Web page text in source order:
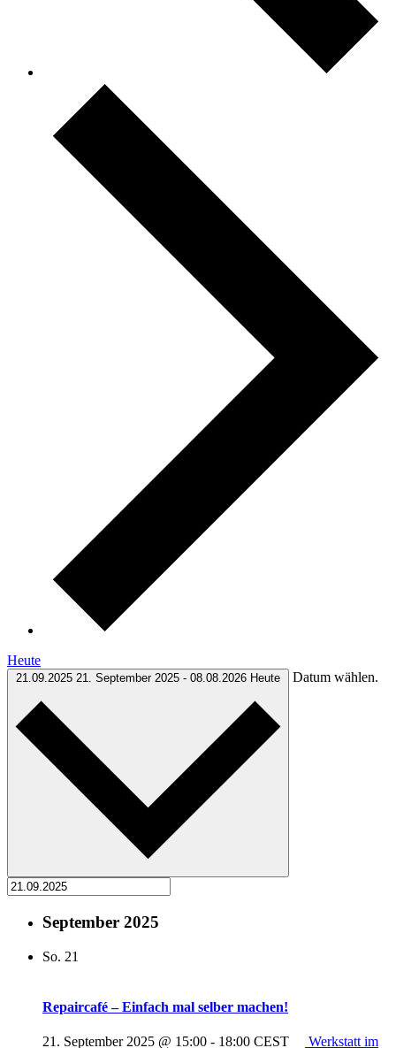
Heute
21.09.2025 21. September 2025 - 08.08.2026 Heute Datum wählen.
September 2025
So. 21
Repaircafé – Einfach mal selber machen!
21. September 2025 @ 15:00 - 18:00 CEST Werkstatt im